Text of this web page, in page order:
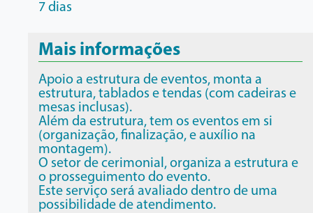
7 dias
Mais informações
Apoio a estrutura de eventos, monta a
estrutura, tablados e tendas (com cadeiras e
mesas inclusas).
Além da estrutura, tem os eventos em si
(organização, finalização, e auxílio na
montagem).
O setor de cerimonial, organiza a estrutura e
o prosseguimento do evento.
Este serviço será avaliado dentro de uma
possibilidade de atendimento.